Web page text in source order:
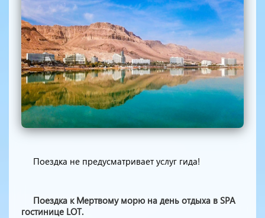
Поездка не предусматривает услуг гида!
Поездка к Мертвому морю на день отдыха в SPA
гостинице LOT.